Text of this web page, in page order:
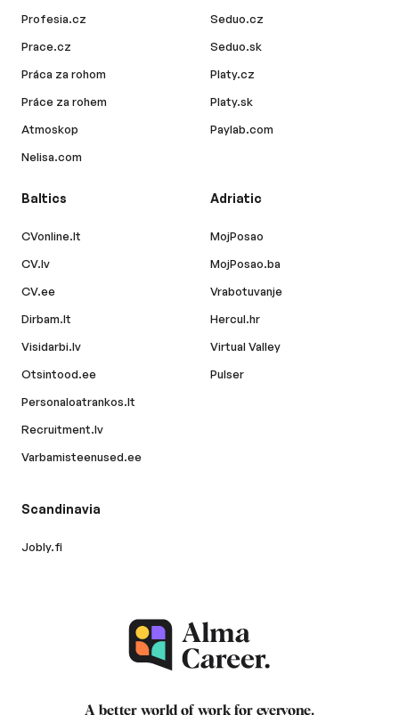
Profesia.cz
Prace.cz
Práca za rohom
Práce za rohem
Atmoskop
Nelisa.com
Seduo.cz
Seduo.sk
Platy.cz
Platy.sk
Paylab.com
Baltics
CVonline.lt
CV.lv
CV.ee
Dirbam.lt
Visidarbi.lv
Otsintood.ee
Personaloatrankos.lt
Recruitment.lv
Varbamisteenused.ee
Adriatic
MojPosao
MojPosao.ba
Vrabotuvanje
Hercul.hr
Virtual Valley
Pulser
Scandinavia
Jobly.fi
A better world of work for everyone.